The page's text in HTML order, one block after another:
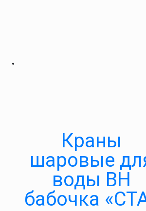
Краны
шаровые
воды ВН
бабочка